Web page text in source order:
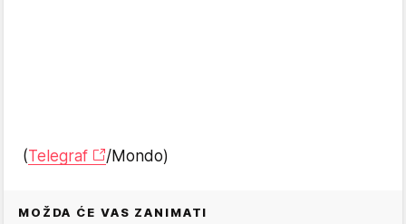
(Telegraf /Mondo)
MOŽDA ĆE VAS ZANIMATI